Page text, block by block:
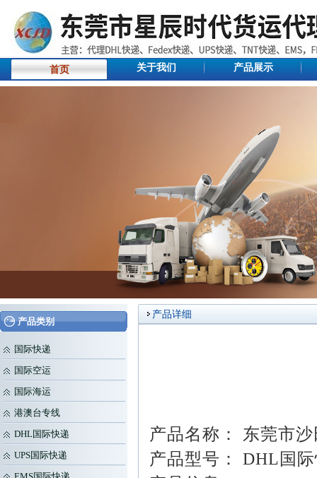
首页 关于我们 产品展示
产品类别
国际快递
国际空运
国际海运
港澳台专线
DHL国际快递
UPS国际快递
产品详细
产品名称： 东莞市
产品型号： DHL国